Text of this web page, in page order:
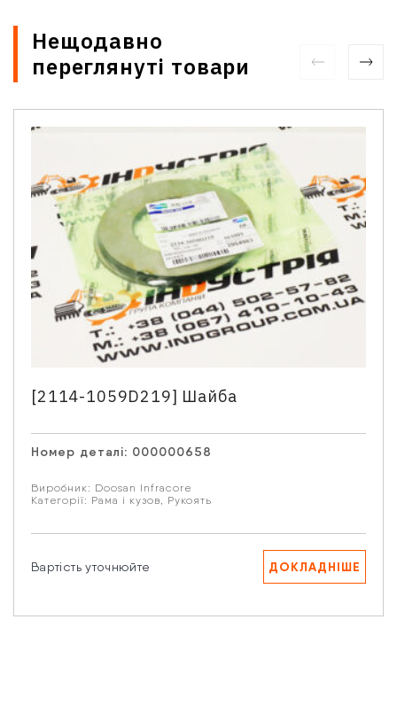
Нещодавно
переглянуті товари
[2114-1059D219] Шайба
Номер деталі: 000000658
Виробник: Doosan Infracore
Категорії: Рама і кузов, Рукоять
Вартість уточнюйте ДОКЛАДНІШЕ
Зв'язатися з нами
Відділ продажу запасних частин
Ім'я
Email
обробку Ваших персональних даних.